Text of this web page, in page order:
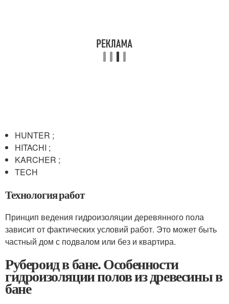
HUNTER ;
HITACHI ;
KARCHER ;
TECH
Технология работ
Принцип ведения гидроизоляции деревянного пола
зависит от фактических условий работ. Это может быть
частный дом с подвалом или без и квартира.
Рубероид в бане. Особенности
гидроизоляции полов из древесины в
бане